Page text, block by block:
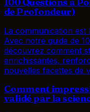
de Profondeur)
La communication
Avec notre guide de
découvrez comment
enrichissantes,
nouvelles facettes de
Comment
validé par la